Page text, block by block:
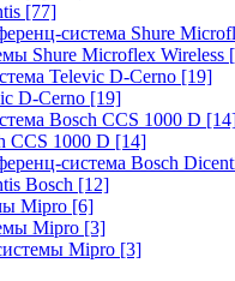
[77]
система Shure
Shure Microflex Wireless
Televic D-Cerno [19]
D-Cerno [19]
Bosch CCS 1000 D
CCS 1000 D [14]
система Bosch
Bosch [12]
Mipro [6]
Mipro [3]
Mipro [3]